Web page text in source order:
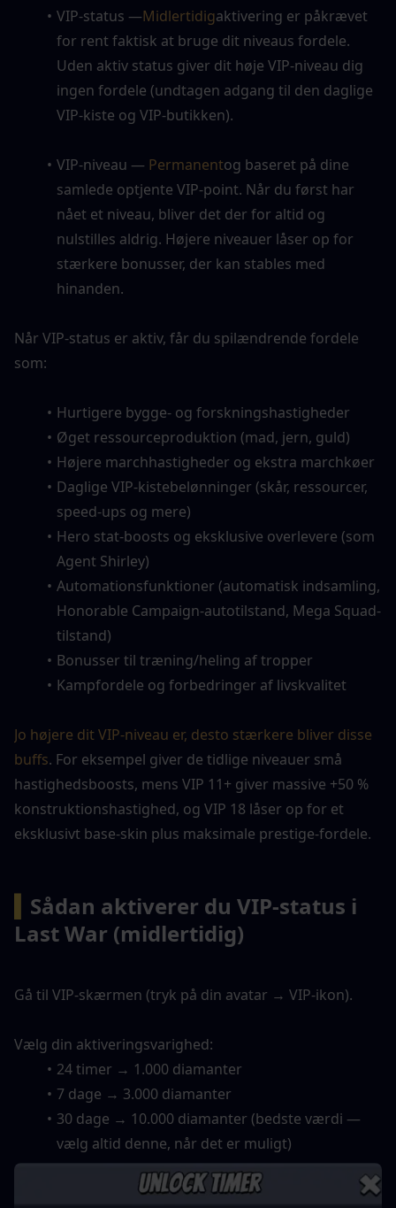
VIP-status —Midlertidigaktivering er påkrævet
for rent faktisk at bruge dit niveaus fordele.
Uden aktiv status giver dit høje VIP-niveau dig
ingen fordele (undtagen adgang til den daglige
VIP-kiste og VIP-butikken).
VIP-niveau — Permanentog baseret på dine
samlede optjente VIP-point. Når du først har
nået et niveau, bliver det der for altid og
nulstilles aldrig. Højere niveauer låser op for
stærkere bonusser, der kan stables med
hinanden.
Når VIP-status er aktiv, får du spilændrende fordele
som:
Hurtigere bygge- og forskningshastigheder
Øget ressourceproduktion (mad, jern, guld)
Højere marchhastigheder og ekstra marchkøer
Daglige VIP-kistebelønninger (skår, ressourcer,
speed-ups og mere)
Hero stat-boosts og eksklusive overlevere (som
Agent Shirley)
Automationsfunktioner (automatisk indsamling,
Honorable Campaign-autotilstand, Mega Squad-
tilstand)
Bonusser til træning/heling af tropper
Kampfordele og forbedringer af livskvalitet
Jo højere dit VIP-niveau er, desto stærkere bliver disse
buffs. For eksempel giver de tidlige niveauer små
hastighedsboosts, mens VIP 11+ giver massive +50 %
konstruktionshastighed, og VIP 18 låser op for et
eksklusivt base-skin plus maksimale prestige-fordele.
Sådan aktiverer du VIP-status i
Last War (midlertidig)
Gå til VIP-skærmen (tryk på din avatar → VIP-ikon).
Vælg din aktiveringsvarighed:
24 timer → 1.000 diamanter
7 dage → 3.000 diamanter
30 dage → 10.000 diamanter (bedste værdi —
vælg altid denne, når det er muligt)